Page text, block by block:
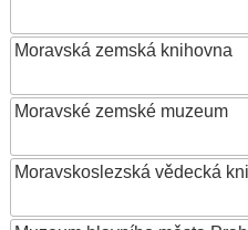
Moravská zemská knihovna
Moravské zemské muzeum
Moravskoslezská vědecká